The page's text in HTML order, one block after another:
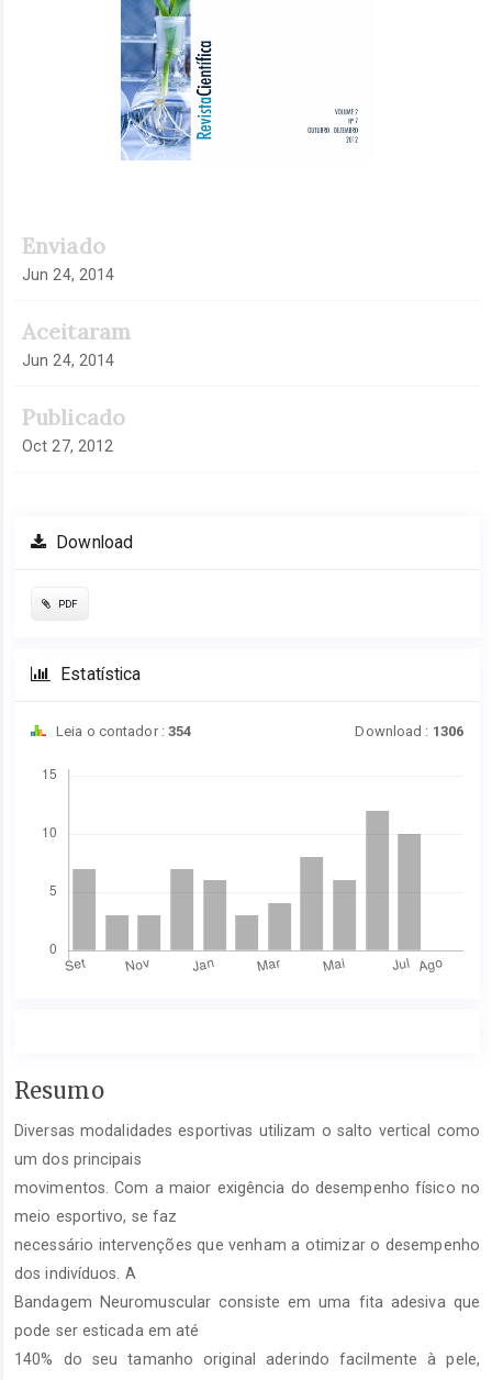
Enviado
Jun 24, 2014
Aceitaram
Jun 24, 2014
Publicado
Oct 27, 2012
Download
PDF
Estatística
Leia o contador : 354 Download : 1306
Conteúdo
artigo
principal
Resumo
Diversas modalidades esportivas utilizam o salto vertical como
um dos principais
movimentos. Com a maior exigência do desempenho físico no
meio esportivo, se faz
necessário intervenções que venham a otimizar o desempenho
dos indivíduos. A
Bandagem Neuromuscular consiste em uma fita adesiva que
pode ser esticada em até
140% do seu tamanho original aderindo facilmente à pele,